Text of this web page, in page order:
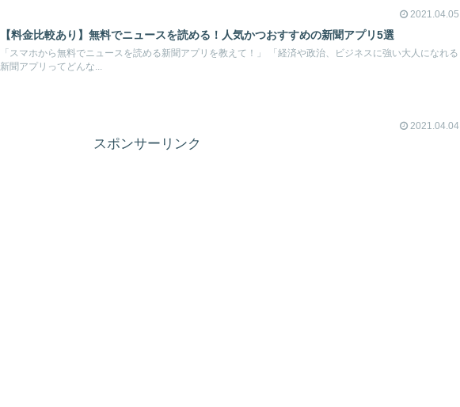
2021.04.05
【料金比較あり】無料でニュースを読める！人気かつおすすめの新聞アプリ5選
「スマホから無料でニュースを読める新聞アプリを教えて！」 「経済や政治、ビジネスに強い大人になれる
新聞アプリってどんな...
2021.04.04
スポンサーリンク